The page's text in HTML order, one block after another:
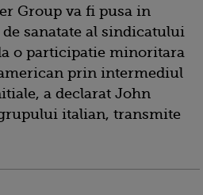
Group va fi pusa in
sanatate al sindicatului
o participatie minoritara
prin intermediul
a declarat John
italian, transmite